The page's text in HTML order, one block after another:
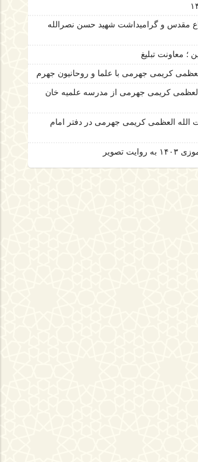
مقدس و گرامیداشت شهید حسن نصرالله
؛ معاونت تبلیغ
کریمی جهرمی با علما و روحانیون جهرم
العظمی کریمی جهرمی از مدرسه علمیه خان
الله العظمی کریمی جهرمی در دفتر امام
تصویر